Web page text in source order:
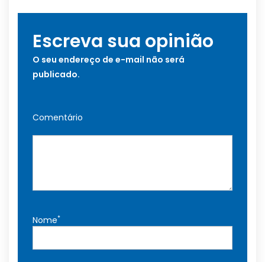
Escreva sua opinião
O seu endereço de e-mail não será
publicado.
Comentário
Nome*